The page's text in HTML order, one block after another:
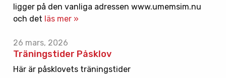
ligger på den vanliga adressen www.umemsim.nu
och det läs mer »
26 mars, 2026
Träningstider Påsklov
Här är påsklovets träningstider